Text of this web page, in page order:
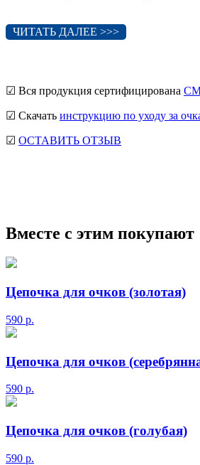
ЧИТАТЬ ДАЛЕЕ >>>
☑ Вся продукция сертифицирована
☑ Скачать инструкцию по уходу за
☑ ОСТАВИТЬ ОТЗЫВ
Вместе с этим покупают
Цепочка для очков (золотая)
590 р.
Цепочка для очков
590 р.
Цепочка для очков (голубая)
590 р.